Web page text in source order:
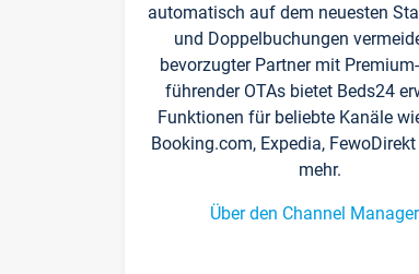
automatisch auf dem neuesten
und Doppelbuchungen
bevorzugter Partner mit
führender OTAs bietet Beds24
Funktionen für beliebte Kanäle
Booking.com, Expedia,
mehr.
Über den Channel Manager